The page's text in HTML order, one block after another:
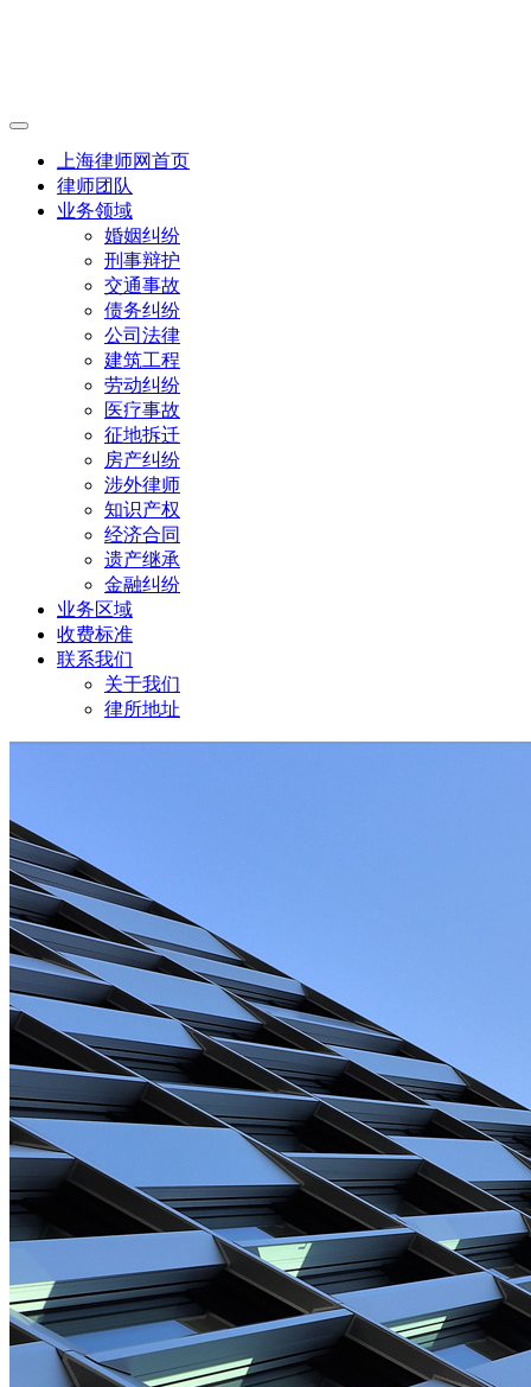
上海律师网首页
律师团队
业务领域
婚姻纠纷
刑事辩护
交通事故
债务纠纷
公司法律
建筑工程
劳动纠纷
医疗事故
征地拆迁
房产纠纷
涉外律师
知识产权
经济合同
遗产继承
金融纠纷
业务区域
收费标准
联系我们
关于我们
律所地址